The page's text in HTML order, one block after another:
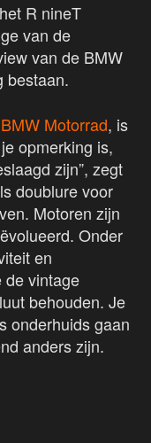
R nineT
van de
van de BMW
bestaan.
BMW Motorrad, is
opmerking is,
zijn”, zegt
doublure voor
Motoren zijn
Onder
en
de vintage
behouden. Je
onderhuids gaan
anders zijn.